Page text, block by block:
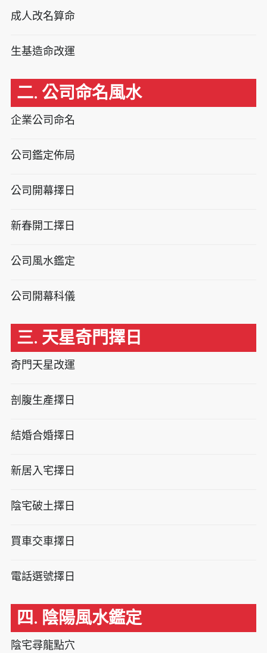
成人改名算命
生基造命改運
二. 公司命名風水
企業公司命名
公司鑑定佈局
公司開幕擇日
新春開工擇日
公司風水鑑定
公司開幕科儀
三. 天星奇門擇日
奇門天星改運
剖腹生產擇日
結婚合婚擇日
新居入宅擇日
陰宅破土擇日
買車交車擇日
電話選號擇日
四. 陰陽風水鑑定
陰宅尋龍點穴